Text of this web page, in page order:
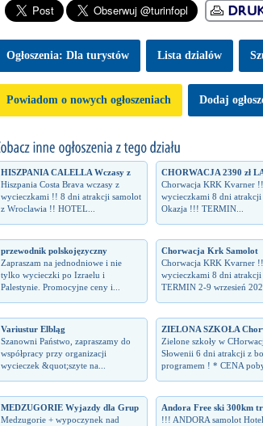
Ogłoszenia: Dla turystów Lista dzialów
Powiadom o nowych ogłoszeniach Dodaj
HISZPANIA CALELLA Wczasy z
Hiszpania Costa Brava wczasy z
wycieczkami !! 8 dni atrakcji samolot
z Wroclawia !! HOTEL...
CHORWACJA 2390 zł
Chorwacja KRK Kvarner
wycieczkami 8 dni atrakcji
Okazja !!! TERMIN...
przewodnik polskojęzyczny
Zapraszam na jednodniowe i nie
tylko wycieczki po Izraelu i
Palestynie. Promocyjne ceny i...
Chorwacja Krk Samolot
Chorwacja KRK Kvarner
wycieczkami 8 dni atrakcji
TERMIN 2-9 wrzesień
Variustur Elbląg
Szanowni Państwo, zapraszamy do
współpracy przy organizacji
wycieczek &quot;szyte na...
ZIELONA SZKOŁA
Zielone szkoły w
Słowenii 6 dni atrakcji z
programem ! * CENA
MEDZUGORIE Wyjazdy dla Grup
Medzugorie + wypoczynek nad
Andora Free ski 300km
!!! ANDORA samolot